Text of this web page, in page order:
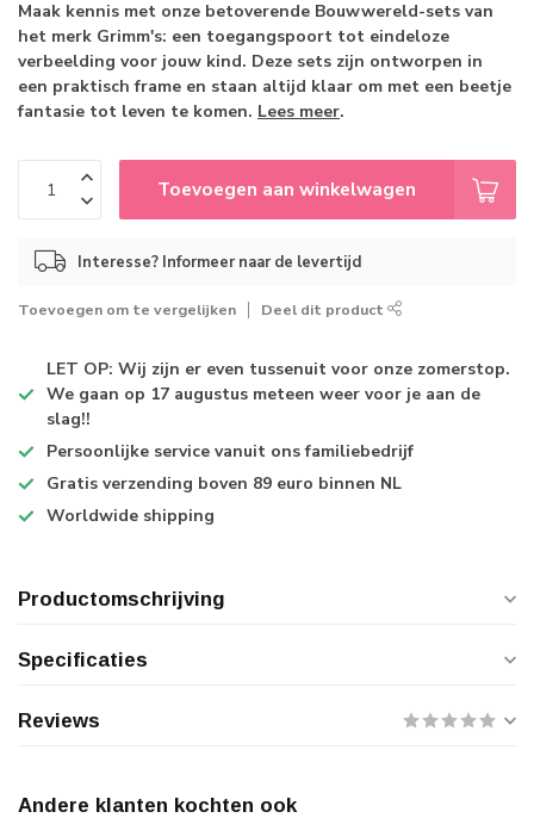
Maak kennis met onze betoverende Bouwwereld-sets van
het merk Grimm's: een toegangspoort tot eindeloze
verbeelding voor jouw kind. Deze sets zijn ontworpen in
een praktisch frame en staan altijd klaar om met een beetje
fantasie tot leven te komen. Lees meer.
Toevoegen aan winkelwagen
Interesse? Informeer naar de levertijd
Toevoegen om te vergelijken Deel dit product
LET OP: Wij zijn er even tussenuit voor onze zomerstop.
We gaan op 17 augustus meteen weer voor je aan de
slag!!
Persoonlijke service vanuit ons familiebedrijf
Gratis verzending boven 89 euro binnen NL
Worldwide shipping
Productomschrijving
Specificaties
Reviews
Andere klanten kochten ook